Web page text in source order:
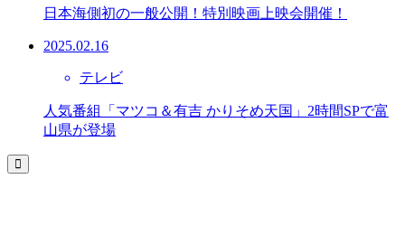
日本海側初の一般公開！特別映画上映会開催！
2025.02.16
テレビ
人気番組「マツコ＆有吉 かりそめ天国」2時間SPで富
山県が登場